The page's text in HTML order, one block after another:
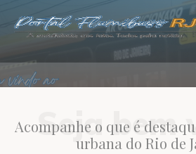
para
conteúdo
Seja bem
Acompanhe o que é
urbana do Rio de